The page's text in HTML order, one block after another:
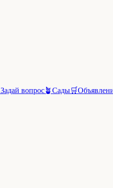
Задай вопрос🪴Сады🛒